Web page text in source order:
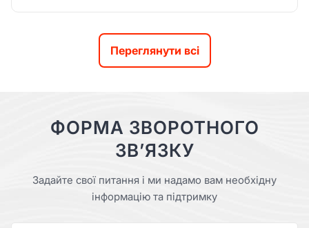
Переглянути всі
ФОРМА ЗВОРОТНОГО
ЗВ’ЯЗКУ
Задайте свої питання і ми надамо вам необхідну
інформацію та підтримку